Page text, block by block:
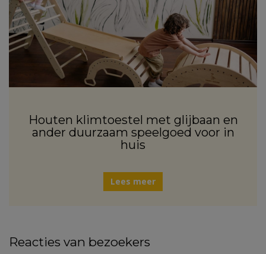
Houten klimtoestel met glijbaan en
ander duurzaam speelgoed voor in
huis
Lees meer
Reacties van bezoekers